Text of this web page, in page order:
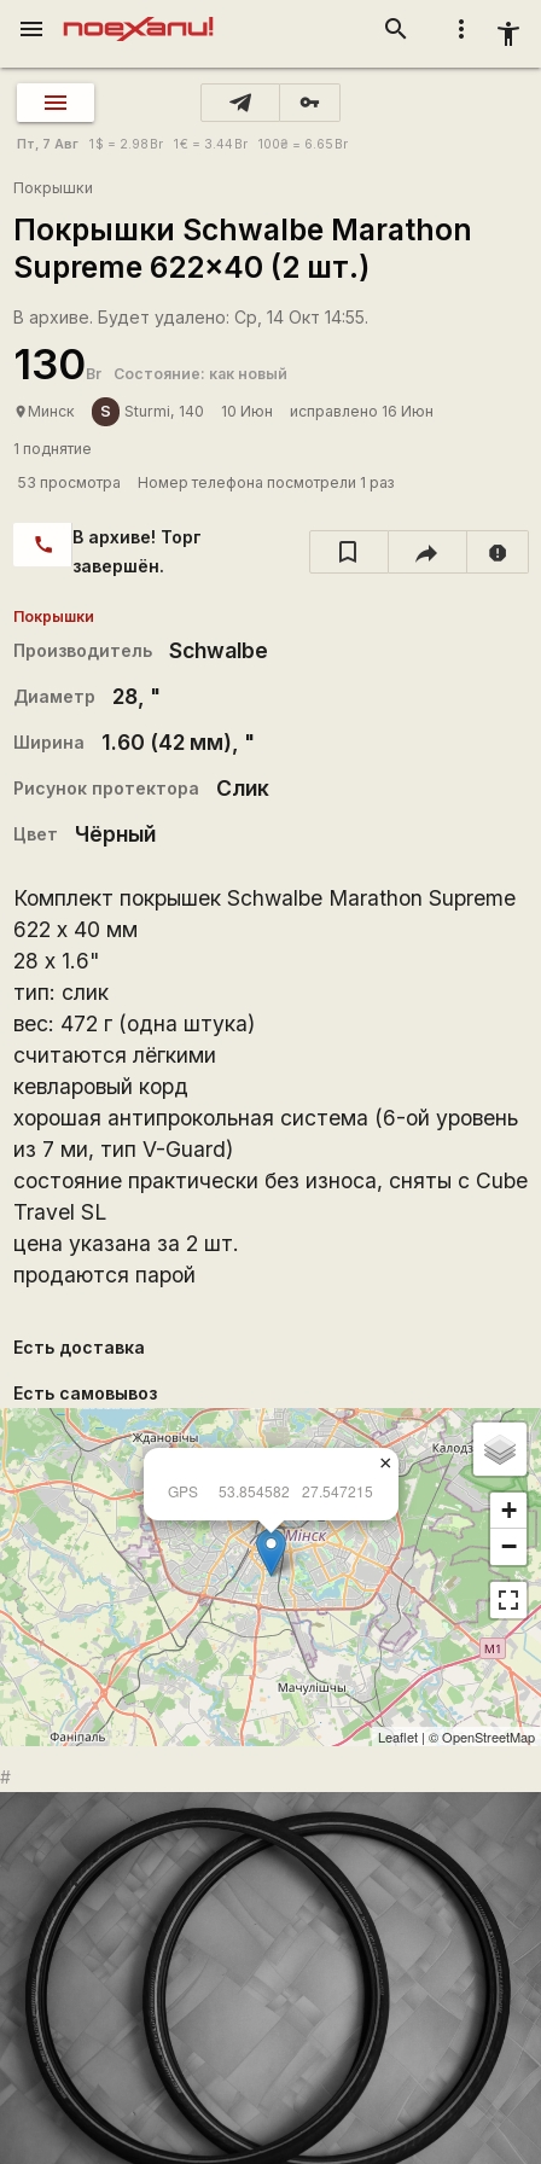
more_vert accessibility_new
search
menu
vpn_key
Пт, 7 Авг 1 $ = 2.98 Br 1€ = 3.44 Br 100₴ = 6.65 Br
Покрышки
Покрышки Schwalbe Marathon
Supreme 622x40 (2 шт.)
В архиве. Будет удалено: Ср, 14 Окт 14:55.
130Br Состояние: как новый
place Минск S Sturmi, 140 10 Июн исправлено 16 Июн
1 поднятие
53 просмотра
Номер телефона посмотрели 1 раз
call
В архиве! Торг
завершён.
report
Покрышки
Производитель Schwalbe
Диаметр 28, "
Ширина 1.60 (42 мм) , "
Рисунок протектора Слик
Цвет Чёрный
Комплект покрышек Schwalbe Marathon Supreme
622 х 40 мм
28 x 1.6"
тип: слик
вес: 472 г (одна штука)
считаются лёгкими
кевларовый корд
хорошая антипрокольная система (6-ой уровень
из 7 ми, тип V-Guard)
состояние практически без износа, сняты с Cube
Travel SL
цена указана за 2 шт.
продаются парой
Есть доставка
Есть самовывоз
GPS 53.854582 27.547215
×
+
−
Leaflet | ©OpenStreetMap
#